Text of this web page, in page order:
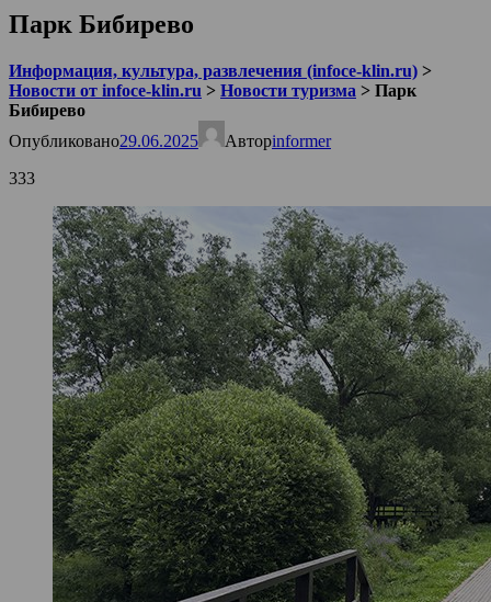
Парк Бибирево
Информация, культура, развлечения (infoce-klin.ru) >
Новости от infoce-klin.ru > Новости туризма > Парк
Бибирево
Опубликовано29.06.2025 Авторinformer
333